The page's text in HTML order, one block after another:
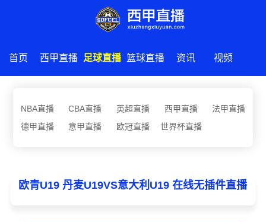
首页 西甲直播 足球直播 篮球直播 资讯 视频
NBA直播 CBA直播 英超直播 西甲直播
法甲直播
德甲直播
意甲直播 欧冠直播 世界杯直播
欧青U19 丹麦U19VS意大利U19 在线无插件直播